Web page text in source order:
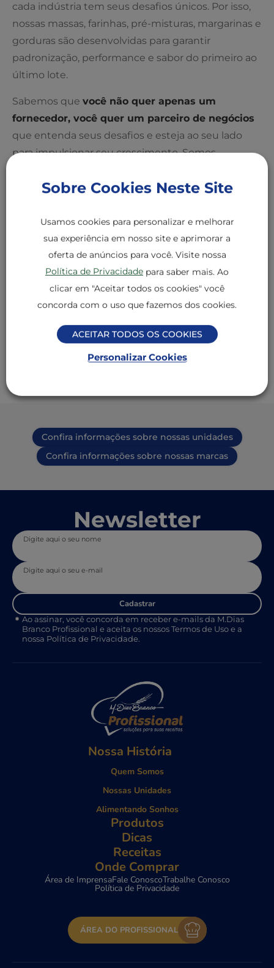
cada indústria tem seus desafios únicos. Por isso,
nossas massas, farinhas, pré-misturas, margarinas e
gorduras são desenvolvidas para garantir
padronização, performance e sabor do primeiro ao
último lote.
Sabemos que você não quer apenas um
fornecedor, você quer um parceiro de negócios
que entenda seus desafios e esteja ao seu lado
para impulsionar seu crescimento. Somos
potencial de quem transforma ingredientes em
Nossa promessa é crescer juntos, oferecendo
ingredientes confiáveis de alta qualidade, soluções
duradouros baseados em confiança e resultados.
M. Dias Branco Profissional: Soluções para suas
Confira informações sobre nossas unidades
Confira informações sobre nossas marcas
Newsletter
Digite aqui o seu nome
Digite aqui o seu e-mail
Cadastrar
Ao assinar, você concorda em receber e-mails da M.Dias
Branco Profissional e aceita os nossos Termos de Uso e a
nossa Política de Privacidade.
Nossa História
Quem Somos
Nossas Unidades
Alimentando Sonhos
Produtos
Dicas
Receitas
Onde Comprar
Área de ImprensaFale ConoscoTrabalhe Conosco
Política de Privacidade
ÁREA DO PROFISSIONAL
Sobre Cookies Neste Site
Usamos cookies para personalizar e melhorar
sua experiência em nosso site e aprimorar a
oferta de anúncios para você. Visite nossa
Política de Privacidade para saber mais. Ao
clicar em "Aceitar todos os cookies" você
concorda com o uso que fazemos dos cookies.
ACEITAR TODOS OS COOKIES
Personalizar Cookies